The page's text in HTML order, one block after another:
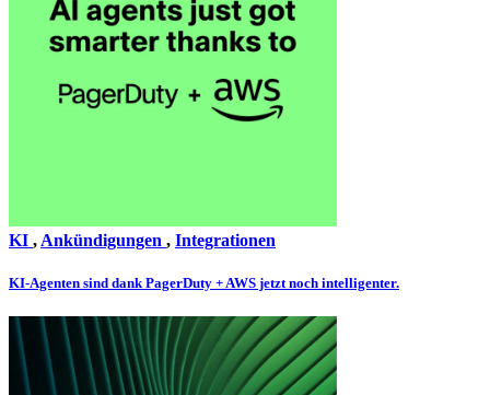
KI , Ankündigungen , Integrationen
KI-Agenten sind dank PagerDuty + AWS jetzt noch intelligenter.